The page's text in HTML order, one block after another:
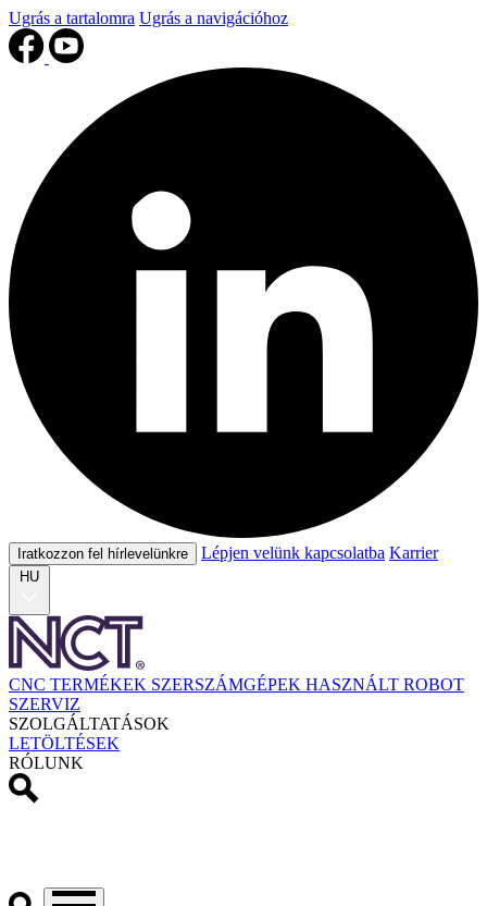
Ugrás a tartalomra Ugrás a navigációhoz
Iratkozzon fel hírlevelünkre Lépjen velünk kapcsolatba Karrier
HU
CNC TERMÉKEK SZERSZÁMGÉPEK HASZNÁLT ROBOT
SZERVIZ
SZOLGÁLTATÁSOK
LETÖLTÉSEK
RÓLUNK